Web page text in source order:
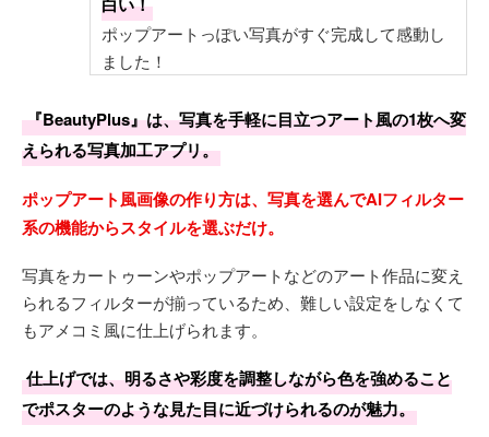
ポップアートっぽい写真がすぐ完成して感動し
ました！
『BeautyPlus』は、写真を手軽に目立つアート風の1枚へ変
えられる写真加工アプリ。
ポップアート風画像の作り方は、写真を選んでAIフィルター
系の機能からスタイルを選ぶだけ。
写真をカートゥーンやポップアートなどのアート作品に変え
られるフィルターが揃っているため、難しい設定をしなくて
もアメコミ風に仕上げられます。
仕上げでは、明るさや彩度を調整しながら色を強めること
でポスターのような見た目に近づけられるのが魅力。